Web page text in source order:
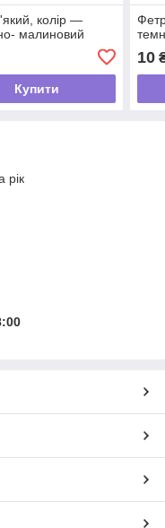
колір —
малиновий
Купити
10
рік